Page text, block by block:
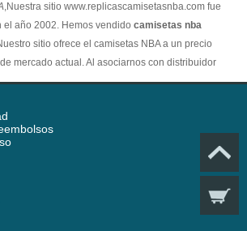
,Nuestra sitio www.replicascamisetasnba.com fue
año 2002. Hemos vendido camisetas nba
sitio ofrece el camisetas NBA a un precio
mercado actual. Al asociarnos con distribuidor
garantizamos que todos nuestros artículos son
original. Estamos dedicados a proporcionar la
a nuestros clientes ahora. En 2025,
ofrecerá nuestro mejor servicio para que Ud.